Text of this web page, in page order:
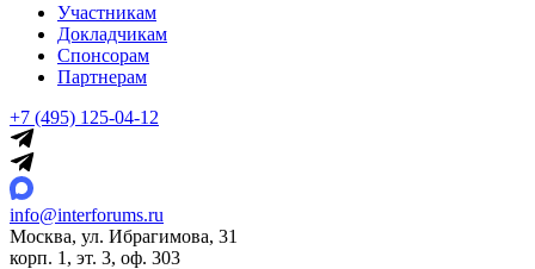
Участникам
Докладчикам
Спонсорам
Партнерам
+7 (495) 125-04-12
info@interforums.ru
Москва, ул. Ибрагимова, 31
корп. 1, эт. 3, оф. 303